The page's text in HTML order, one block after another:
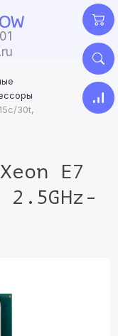
30t,
E7